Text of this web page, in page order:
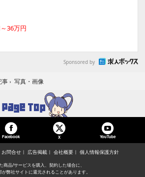
36万円
Sponsored by
事 › 写真・画像
Facebook X YouTube
お問合せ 広告掲載 会社概要 個人情報保護方針
商品/サービスを購入、契約した場合に、
が弊社サイトに還元されることがあります。